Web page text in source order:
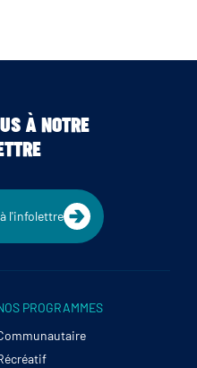
À NOTRE
l'infolettre
PROGRAMMES